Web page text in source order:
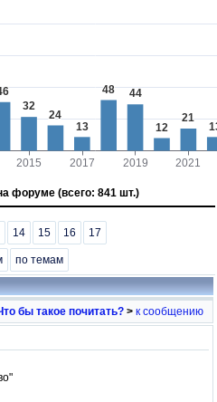
форуме (всего: 841 шт.)
14 15 16 17
по темам
бы такое почитать? > к сообщению